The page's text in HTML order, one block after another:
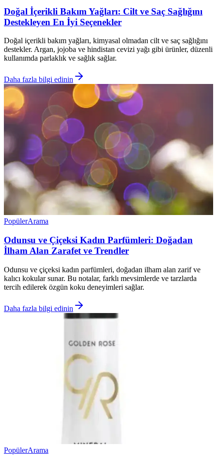
Doğal İçerikli Bakım Yağları: Cilt ve Saç Sağlığını
Destekleyen En İyi Seçenekler
Doğal içerikli bakım yağları, kimyasal olmadan cilt ve saç sağlığını
destekler. Argan, jojoba ve hindistan cevizi yağı gibi ürünler, düzenli
kullanımda parlaklık ve sağlık sağlar.
Daha fazla bilgi edinin
PopülerArama
Odunsu ve Çiçeksi Kadın Parfümleri: Doğadan
İlham Alan Zarafet ve Trendler
Odunsu ve çiçeksi kadın parfümleri, doğadan ilham alan zarif ve
kalıcı kokular sunar. Bu notalar, farklı mevsimlerde ve tarzlarda
tercih edilerek özgün koku deneyimleri sağlar.
Daha fazla bilgi edinin
PopülerArama